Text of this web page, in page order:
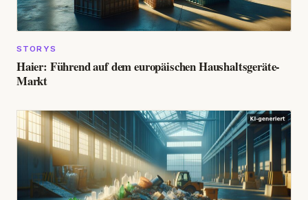
STORYS
Haier: Führend auf dem europäischen Haushaltsgeräte-
Markt